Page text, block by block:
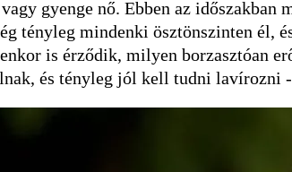
gyenge nő. Ebben az
tényleg mindenki ösztönszinten él,
is érződik, milyen borzasztóan
és tényleg jól kell tudni lavírozni -